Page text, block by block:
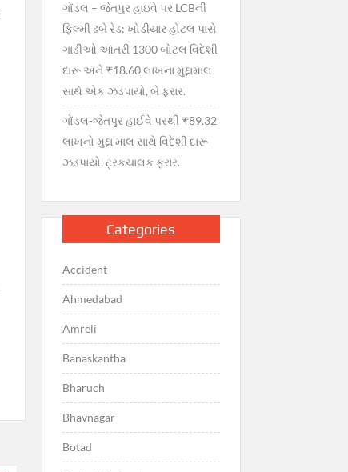
ગોંડલ – જેતપુર હાઇવે પર LCBની
ફિલ્મી ઢબે રેડ: ખોડીયાર હોટલ પાસે
ગાડીઓ આંતરી 1300 બોટલ વિદેશી
દારૂ અને ₹18.60 લાખના મુદ્દામાલ
સાથે એક ઝડપાયો, બે ફરાર.
ગોંડલ-જેતપુર હાઈવે પરથી ₹89.32
લાખનો મુદ્દા માલ સાથે વિદેશી દારૂ
ઝડપાયો, ટ્રકચાલક ફરાર.
Categories
Accident
Ahmedabad
Amreli
Banaskantha
Bharuch
Bhavnagar
Botad